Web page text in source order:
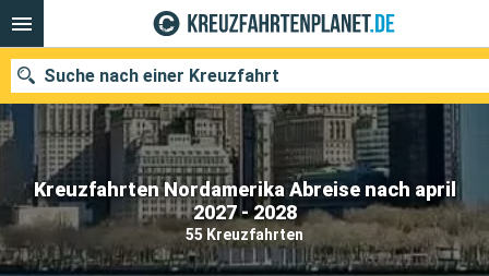
Kreuzfahrten Nordamerika Abreise nach april
2027 - 2028
55 Kreuzfahrten
Suche nach einer Kreuzfahrt
Unsere Ziele
Abfahrtsmonat